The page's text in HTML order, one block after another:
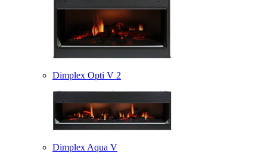
Dimplex Opti V 2
Dimplex Aqua V